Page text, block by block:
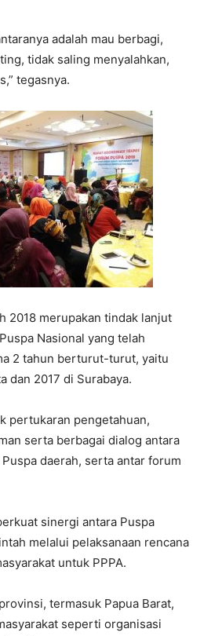
adalah mau berbagi,
tidak saling menyalahkan,
tegasnya.
2018 merupakan tindak lanjut
Nasional yang telah
2 tahun berturut-turut, yaitu
dan 2017 di Surabaya.
pertukaran pengetahuan,
serta berbagai dialog antara
daerah, serta antar forum
sinergi antara Puspa
melalui pelaksanaan rencana
untuk PPPA.
termasuk Papua Barat,
seperti organisasi